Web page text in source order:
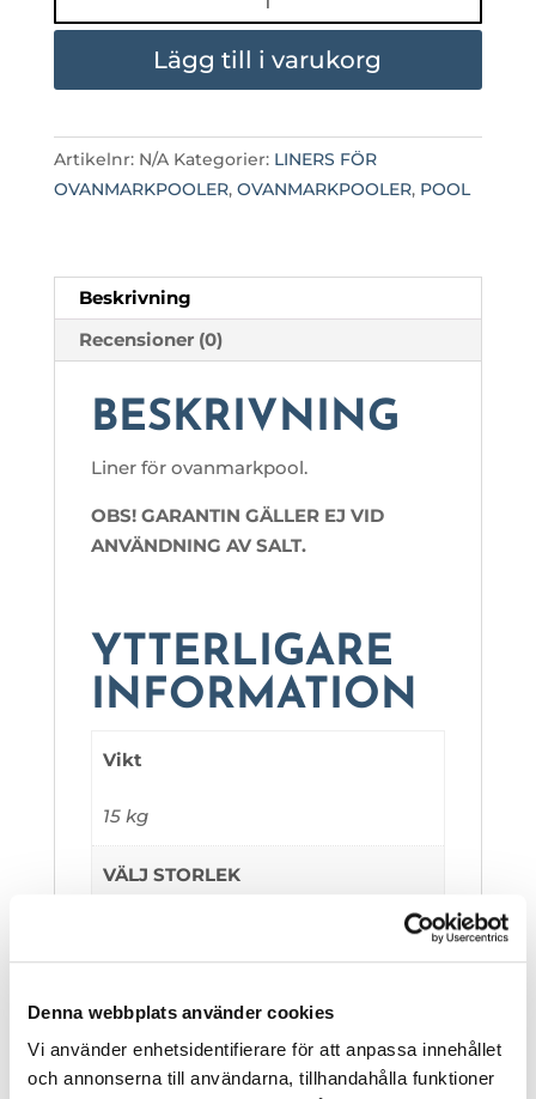
Denna webbplats använder cookies
Vi använder enhetsidentifierare för att anpassa innehållet
och annonserna till användarna, tillhandahålla funktioner
OVANMARKSPOOL
Lägg till i varukorg
Artikelnr: N/A Kategorier: LINERS FÖR
OVANMARKPOOLER, OVANMARKPOOLER, POOL
Beskrivning
Recensioner (0)
BESKRIVNING
Liner för ovanmarkpool.
OBS! GARANTIN GÄLLER EJ VID
ANVÄNDNING AV SALT.
YTTERLIGARE
INFORMATION
Vikt
15 kg
VÄLJ STORLEK
LINER, LINER ROUND 3,6 X 0,9 M
0,9 M VINYL LINER, LINER ROUND
ROUND 3,6 X 1,1 M PVC LINER
GALAXY, LINER ROUND 4,6 X 1,1 M